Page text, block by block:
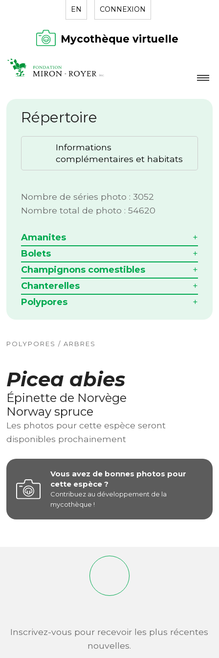
EN CONNEXION
Mycothèque virtuelle
LA FONDATION
NOUVELLES
RÉPERTOIRE
Répertoire
Informations
complémentaires et habitats
Nombre de séries photo : 3052
Nombre total de photo : 54620
Amanites
Bolets
Champignons comestibles
Chanterelles
Polypores
POLYPORES / ARBRES
Picea abies
Épinette de Norvège
Norway spruce
Les photos pour cette espèce seront
disponibles prochainement
Vous avez de bonnes photos pour
cette espèce ?
Contribuez au développement de la
mycothèque !
Inscrivez-vous pour recevoir les plus récentes
nouvelles.